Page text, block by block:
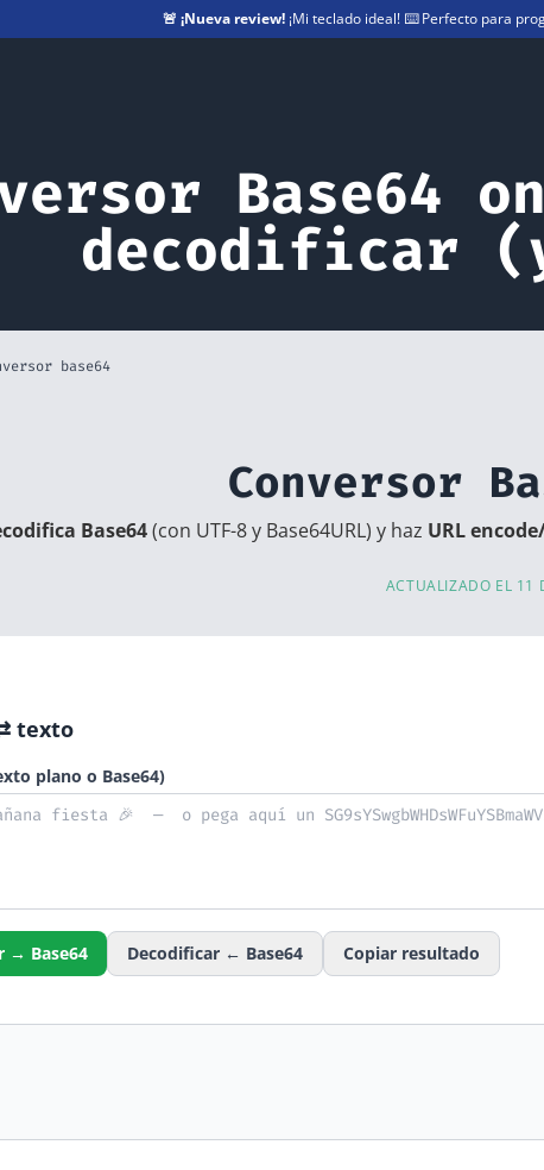
🚨 ¡Nueva review! ¡Mi teclado ideal! ⌨️ Perfecto para
Base64
decodificar (y
base64
Conversor
Base64(con UTF-8 y Base64URL) y haz URL
ACTUALIZADO EL 11
texto
plano o Base64)
→ Base64 Decodificar ← Base64 Copiar resultado